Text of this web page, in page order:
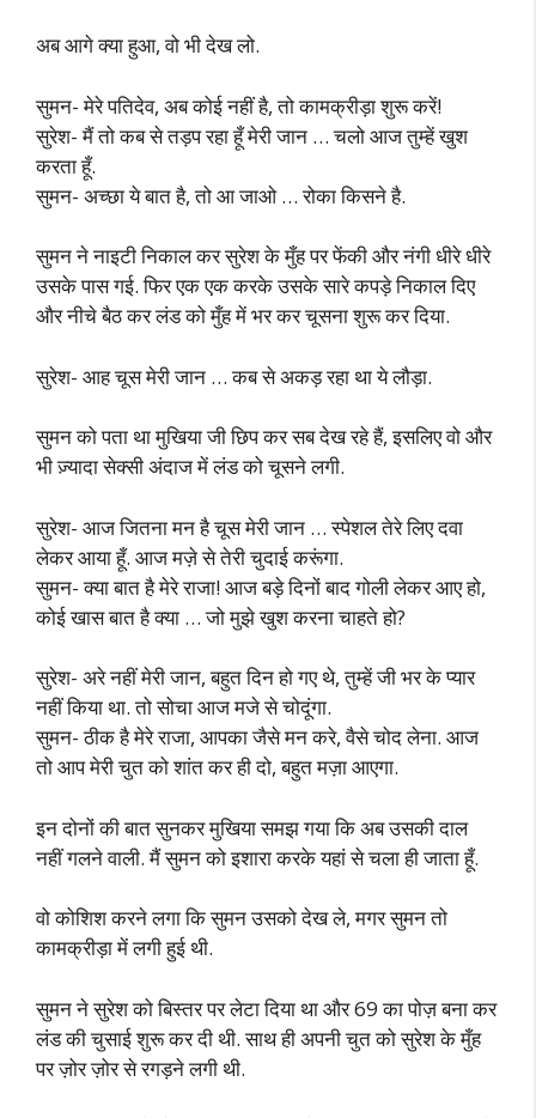
अब आगे क्या हुआ, वो भी देख लो.
सुमन- मेरे पतिदेव, अब कोई नहीं है, तो कामक्रीड़ा शुरू करें!
सुरेश- मैं तो कब से तड़प रहा हूँ मेरी जान … चलो आज तुम्हें खुश
करता हूँ.
सुमन- अच्छा ये बात है, तो आ जाओ … रोका किसने है.
सुमन ने नाइटी निकाल कर सुरेश के मुँह पर फेंकी और नंगी धीरे धीरे
उसके पास गई. फिर एक एक करके उसके सारे कपड़े निकाल दिए
और नीचे बैठ कर लंड को मुँह में भर कर चूसना शुरू कर दिया.
सुरेश- आह चूस मेरी जान … कब से अकड़ रहा था ये लौड़ा.
सुमन को पता था मुखिया जी छिप कर सब देख रहे हैं, इसलिए वो और
भी ज़्यादा सेक्सी अंदाज में लंड को चूसने लगी.
सुरेश- आज जितना मन है चूस मेरी जान … स्पेशल तेरे लिए दवा
लेकर आया हूँ. आज मज़े से तेरी चुदाई करूंगा.
सुमन- क्या बात है मेरे राजा! आज बड़े दिनों बाद गोली लेकर आए हो,
कोई खास बात है क्या … जो मुझे खुश करना चाहते हो?
सुरेश- अरे नहीं मेरी जान, बहुत दिन हो गए थे, तुम्हें जी भर के प्यार
नहीं किया था. तो सोचा आज मजे से चोदूंगा.
सुमन- ठीक है मेरे राजा, आपका जैसे मन करे, वैसे चोद लेना. आज
तो आप मेरी चुत को शांत कर ही दो, बहुत मज़ा आएगा.
इन दोनों की बात सुनकर मुखिया समझ गया कि अब उसकी दाल
नहीं गलने वाली. मैं सुमन को इशारा करके यहां से चला ही जाता हूँ.
वो कोशिश करने लगा कि सुमन उसको देख ले, मगर सुमन तो
कामक्रीड़ा में लगी हुई थी.
सुमन ने सुरेश को बिस्तर पर लेटा दिया था और 69 का पोज़ बना कर
लंड की चुसाई शुरू कर दी थी. साथ ही अपनी चुत को सुरेश के मुँह
पर ज़ोर ज़ोर से रगड़ने लगी थी.